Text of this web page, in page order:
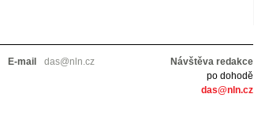
E-mail das@nln.cz
Návštěva redakce
po dohodě
das@nln.cz